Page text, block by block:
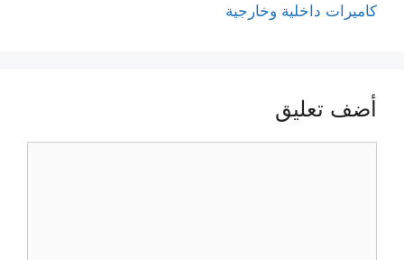
كاميرات داخلية وخارجية
أضف تعليق